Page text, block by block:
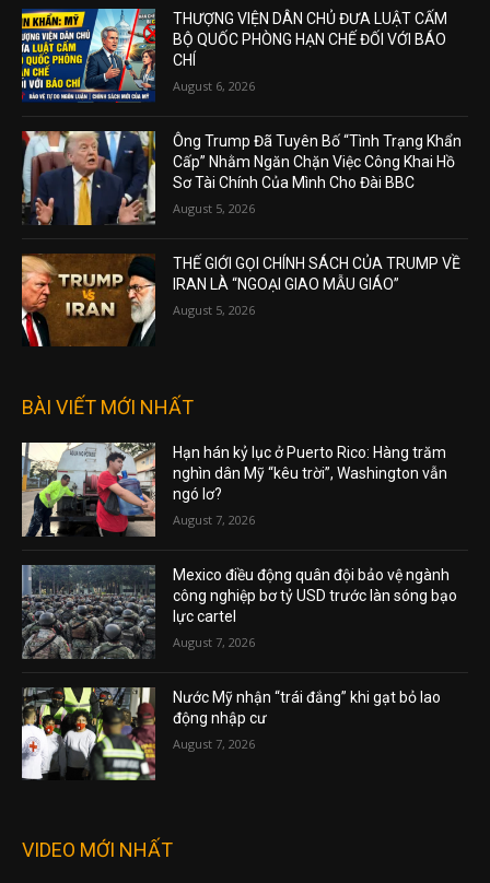
THƯỢNG VIỆN DÂN CHỦ ĐƯA LUẬT CẤM
BỘ QUỐC PHÒNG HẠN CHẾ ĐỐI VỚI BÁO
CHÍ
August 6, 2026
Ông Trump Đã Tuyên Bố “Tình Trạng Khẩn
Cấp” Nhằm Ngăn Chặn Việc Công Khai Hồ
Sơ Tài Chính Của Mình Cho Đài BBC
August 5, 2026
THẾ GIỚI GỌI CHÍNH SÁCH CỦA TRUMP VỀ
IRAN LÀ “NGOẠI GIAO MẪU GIÁO”
August 5, 2026
BÀI VIẾT MỚI NHẤT
Hạn hán kỷ lục ở Puerto Rico: Hàng trăm
nghìn dân Mỹ “kêu trời”, Washington vẫn
ngó lơ?
August 7, 2026
Mexico điều động quân đội bảo vệ ngành
công nghiệp bơ tỷ USD trước làn sóng bạo
lực cartel
August 7, 2026
Nước Mỹ nhận “trái đắng” khi gạt bỏ lao
động nhập cư
August 7, 2026
VIDEO MỚI NHẤT